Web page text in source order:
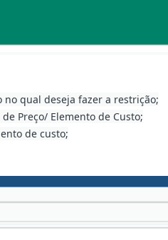
no qual deseja fazer a restrição;
Preço/ Elemento de Custo;
de custo;